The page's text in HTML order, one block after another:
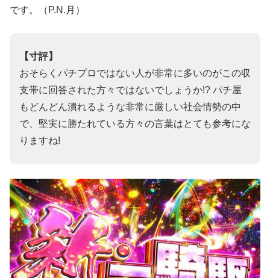
です。（P.N.月）
【寸評】
おそらくパチプロではない人が非常に多いのがこの収
支帯に回答された方々ではないでしょうか!? パチ屋
もどんどん潰れるような非常に厳しい社会情勢の中
で、堅実に勝たれている方々の言葉はとても参考にな
りますね!